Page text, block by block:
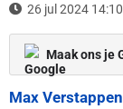
26 jul 2024 14:10
Maak ons je
Max Verstappen